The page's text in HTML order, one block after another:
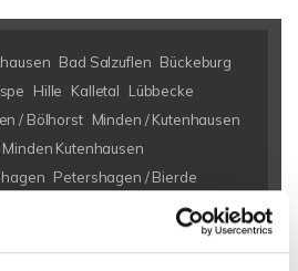
Bad Salzuflen Bückeburg
Hille Kalletal
Lübbecke
/ Bölhorst Minden / Kutenhausen
Minden Kutenhausen
Petershagen / Bierde